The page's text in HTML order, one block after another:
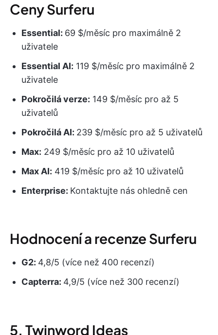
Ceny Surferu
Essential: 69 $/měsíc pro maximálně 2
uživatele
Essential AI: 119 $/měsíc pro maximálně 2
uživatele
Pokročilá verze: 149 $/měsíc pro až 5
uživatelů
Pokročilá AI: 239 $/měsíc pro až 5 uživatelů
Max: 249 $/měsíc pro až 10 uživatelů
Max AI: 419 $/měsíc pro až 10 uživatelů
Enterprise: Kontaktujte nás ohledně cen
Hodnocení a recenze Surferu
G2: 4,8/5 (více než 400 recenzí)
Capterra: 4,9/5 (více než 300 recenzí)
5. Twinword Ideas